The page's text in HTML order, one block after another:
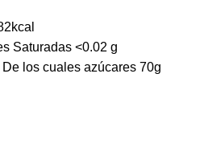
Saturadas <0.02 g
De los cuales azúcares 70g